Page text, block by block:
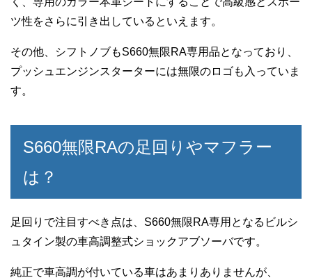
ツ性をさらに引き出しているといえます。
その他、シフトノブもS660無限RA専用品となっており、
プッシュエンジンスターターには無限のロゴも入っていま
す。
S660無限RAの足回りやマフラー
は？
足回りで注目すべき点は、S660無限RA専用となるビルシ
ュタイン製の車高調整式ショックアブソーバです。
純正で車高調が付いている車はあまりありませんが、